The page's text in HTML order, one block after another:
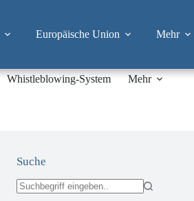
Europäische Union Mehr
Whistleblowing-System Mehr
Suche